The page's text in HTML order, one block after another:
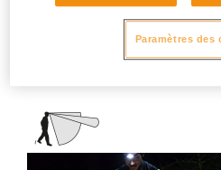
Faisceau mixte (large +
Paramètres des